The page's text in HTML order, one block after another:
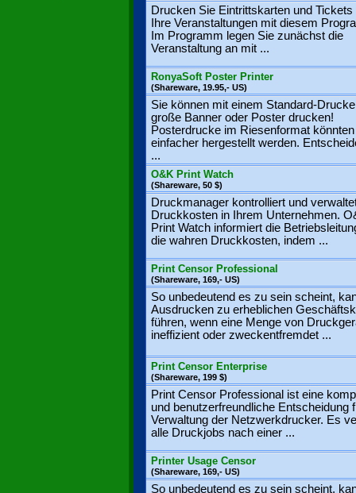
Drucken Sie Eintrittskarten und Tickets
Ihre Veranstaltungen mit diesem
Im Programm legen Sie zunächst die
Veranstaltung an mit ...
RonyaSoft Poster Printer
(Shareware, 19.95,- US)
Sie können mit einem Standard-
große Banner oder Poster drucken!
Posterdrucke im Riesenformat
einfacher hergestellt werden.
...
O&K Print Watch
(Shareware, 50 $)
Druckmanager kontrolliert und
Druckkosten in Ihrem Unternehmen.
Print Watch informiert die
die wahren Druckkosten, indem ...
Print Censor Professional
(Shareware, 169,- US)
So unbedeutend es zu sein scheint,
Ausdrucken zu erheblichen
führen, wenn eine Menge von
ineffizient oder zweckentfremdet ...
Print Censor Enterprise
(Shareware, 199 $)
Print Censor Professional ist eine
und benutzerfreundliche Entscheidung
Verwaltung der Netzwerkdrucker. Es
alle Druckjobs nach einer ...
Printer Usage Censor
(Shareware, 169,- US)
So unbedeutend es zu sein scheint,